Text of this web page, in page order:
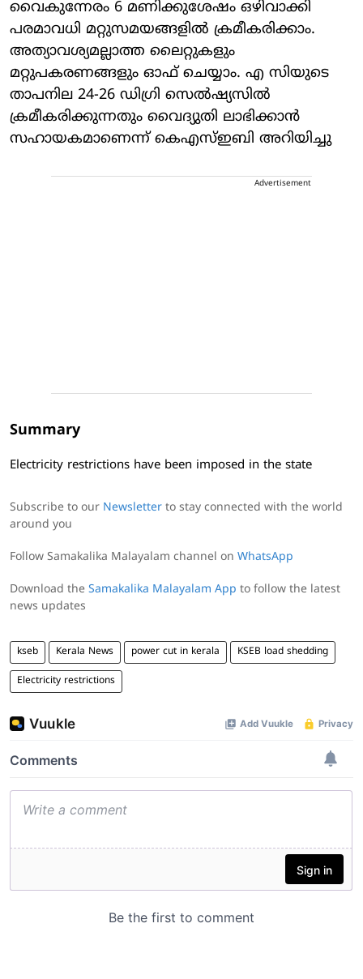
വൈകുന്നേരം 6 മണിക്കുശേഷം ഒഴിവാക്കി
പരമാവധി മറ്റുസമയങ്ങളിൽ ക്രമീകരിക്കാം.
അത്യാവശ്യമല്ലാത്ത ലൈറ്റുകളും
മറ്റുപകരണങ്ങളും ഓഫ് ചെയ്യാം. എ സിയുടെ
താപനില 24-26 ഡിഗ്രി സെൽഷ്യസിൽ
ക്രമീകരിക്കുന്നതും വൈദ്യുതി ലാഭിക്കാൻ
സഹായകമാണെന്ന് കെഎസ്ഇബി അറിയിച്ചു
Advertisement
Summary
Electricity restrictions have been imposed in the state
Subscribe to our Newsletter to stay connected with the world
around you
Follow Samakalika Malayalam channel on WhatsApp
Download the Samakalika Malayalam App to follow the latest
news updates
kseb Kerala News power cut in kerala KSEB load shedding
Electricity restrictions